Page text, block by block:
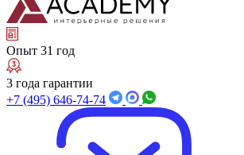
Опыт 31 год
3 года гарантии
+7 (495) 646-74-74